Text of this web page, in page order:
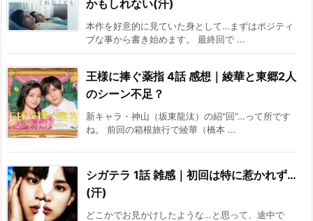
かもしれない(汗)
本作を好意的に見ていた身として…まずはポジティ
ブな事から書き始めます。 最終回で ...
王様に捧ぐ薬指 4話 感想｜綾華と東郷2人
のシーン不足？
新キャラ・神山（坂東龍汰）の紹"回"…って所です
ね。 前回の箱根旅行で綾華（橋本 ...
シガテラ 1話 雑感｜初回は特に惹かれず…
(汗)
どこかでお見かけしたような…と思って、途中で